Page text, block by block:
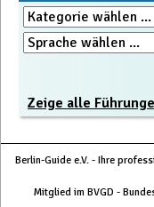
Zeige alle
Berlin-Guide e.V. - Ihre
Mitglied im BVGD -